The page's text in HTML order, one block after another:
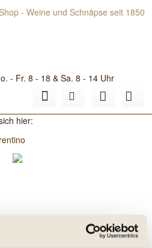
- Fr. 8 - 18 & Sa. 8 - 14 Uhr
hier: